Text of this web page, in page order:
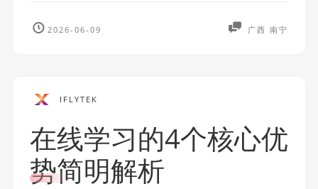
2026-06-09 广西 南宁
IFLYTEK
在线学习的4个核心优
势简明解析